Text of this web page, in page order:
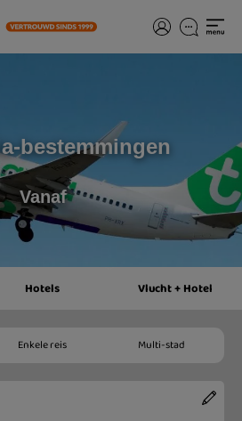
bestemmingen
Vanaf